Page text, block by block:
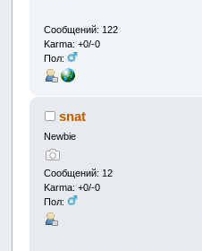
Сообщений: 122
Karma: +0/-0
Пол:
snat
Newbie
Сообщений: 12
Karma: +0/-0
Пол: